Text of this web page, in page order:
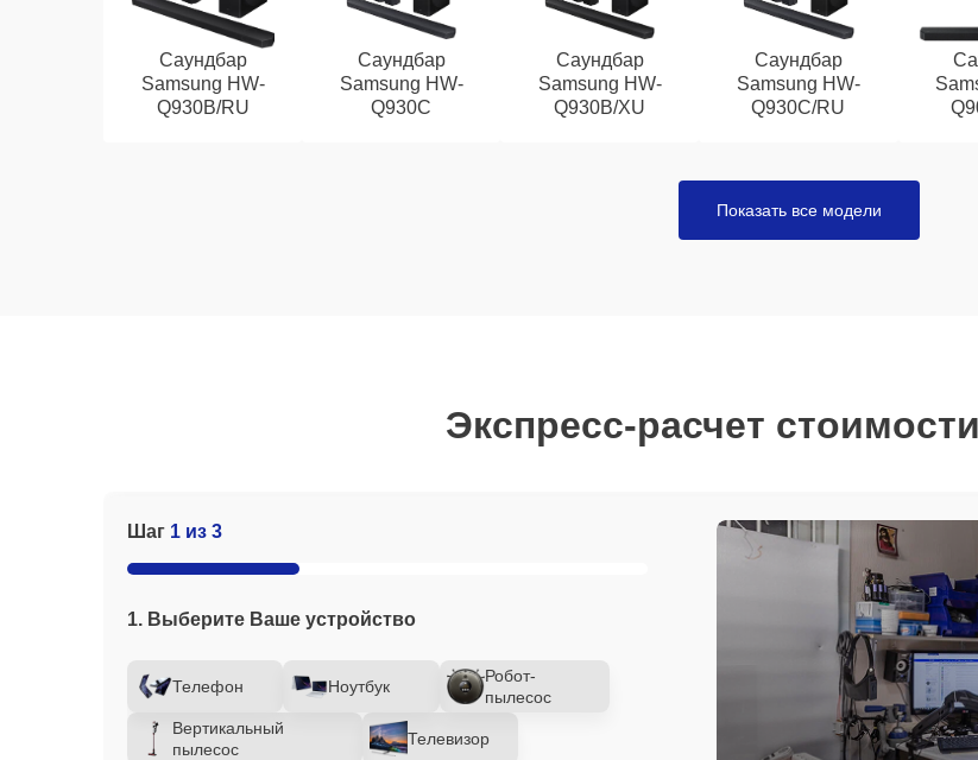
Саундбар
Samsung HW-
Q930B/RU
Саундбар
Samsung HW-
Q930C
Саундбар
Samsung HW-
Q930B/XU
Саундбар
Samsung HW-
Q930C/RU
Показать все модели
Экспресс-расчет
Шаг 1 из 3
1. Выберите Ваше устройство
Телефон Ноутбук
Робот-
пылесос
Вертикальный
пылесос
Телевизор